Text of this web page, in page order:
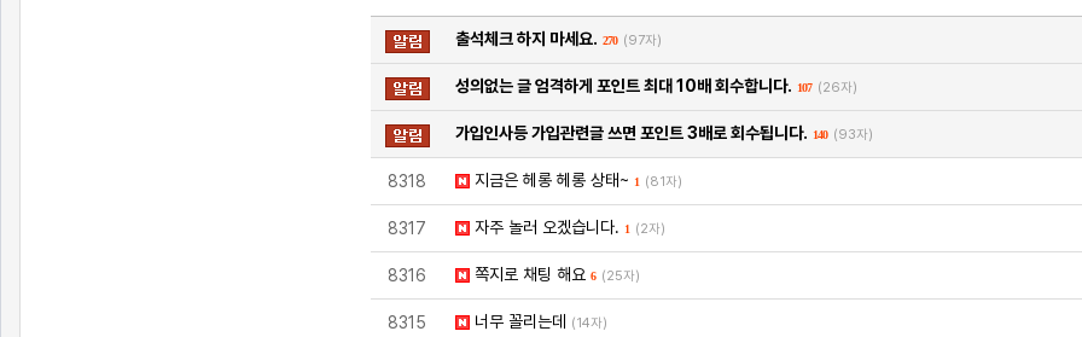
출석체크 하지 마세요. 270 (97자)
성의없는 글 엄격하게 포인트 최대 10배 회수합니다. 107 (26자)
가입인사등 가입관련글 쓰면 포인트 3배로 회수됩니다. 140 (93자)
8318 지금은 헤롱 헤롱 상태~ 1 (81자)
8317 자주 놀러 오겠습니다. 1 (2자)
8316 쪽지로 채팅 해요 6 (25자)
8315 너무 꼴리는데 (14자)